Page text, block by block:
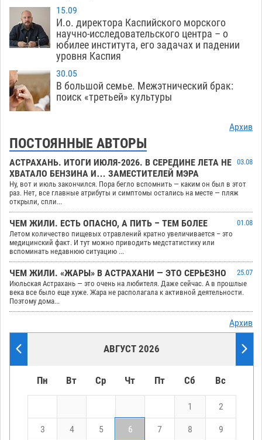
15.09
И.о. директора Каспийского морского
научно-исследовательского центра – о
юбилее института, его задачах и падении
уровня Каспия
30.05
В большой семье. Межэтнический брак:
поиск «третьей» культуры
Архив
ПОСТОЯННЫЕ АВТОРЫ
АСТРАХАНЬ. ИТОГИ ИЮЛЯ-2026. В СЕРЕДИНЕ ЛЕТА НЕ
ХВАТАЛО БЕНЗИНА И… ЗАМЕСТИТЕЛЕЙ МЭРА
03.08
Ну, вот и июль закончился. Пора бегло вспомнить — каким он был в этот
раз. Нет, все главные атрибуты и симптомы остались на месте — пляж
открыли, спли...
ЧЕМ ЖИЛИ. ЕСТЬ ОПАСНО, А ПИТЬ – ТЕМ БОЛЕЕ
01.08
Летом количество пищевых отравлений кратно увеличивается – это
медицинский факт. И тут можно приводить медстатистику или
вспоминать недавнюю ситуацию ...
ЧЕМ ЖИЛИ. «ЖАРЫ» В АСТРАХАНИ — ЭТО СЕРЬЕЗНО
25.07
Июльская Астрахань — это очень на любителя. Даже сейчас. А в прошлые
века все было еще хуже. Жара не располагала к активной деятельности.
Поэтому дома...
Архив
АВГУСТ 2026
Пн Вт Ср Чт Пт Сб Вс
1 2
3 4 5 6 7 8 9